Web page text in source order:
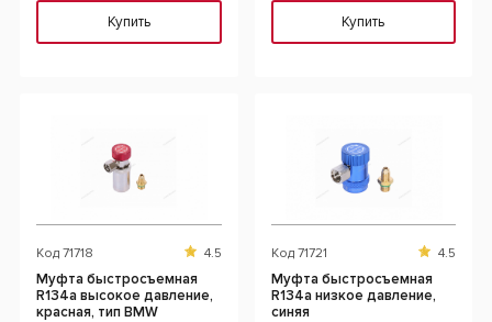
Купить Купить
Код 71718 4.5
Муфта быстросъемная
R134a высокое давление,
красная, тип BMW
Код 71721 4.5
Муфта быстросъемная
R134a низкое давление,
синяя